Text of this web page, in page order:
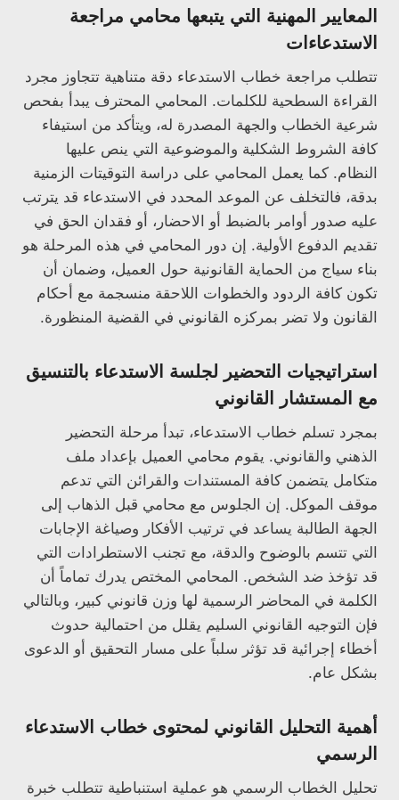
المعايير المهنية التي يتبعها محامي مراجعة
الاستدعاءات
تتطلب مراجعة خطاب الاستدعاء دقة متناهية تتجاوز مجرد
القراءة السطحية للكلمات. المحامي المحترف يبدأ بفحص
شرعية الخطاب والجهة المصدرة له، ويتأكد من استيفاء
كافة الشروط الشكلية والموضوعية التي ينص عليها
النظام. كما يعمل المحامي على دراسة التوقيتات الزمنية
بدقة، فالتخلف عن الموعد المحدد في الاستدعاء قد يترتب
عليه صدور أوامر بالضبط أو الاحضار، أو فقدان الحق في
تقديم الدفوع الأولية. إن دور المحامي في هذه المرحلة هو
بناء سياج من الحماية القانونية حول العميل، وضمان أن
تكون كافة الردود والخطوات اللاحقة منسجمة مع أحكام
القانون ولا تضر بمركزه القانوني في القضية المنظورة.
استراتيجيات التحضير لجلسة الاستدعاء بالتنسيق
مع المستشار القانوني
بمجرد تسلم خطاب الاستدعاء، تبدأ مرحلة التحضير
الذهني والقانوني. يقوم محامي العميل بإعداد ملف
متكامل يتضمن كافة المستندات والقرائن التي تدعم
موقف الموكل. إن الجلوس مع محامي قبل الذهاب إلى
الجهة الطالبة يساعد في ترتيب الأفكار وصياغة الإجابات
التي تتسم بالوضوح والدقة، مع تجنب الاستطرادات التي
قد تؤخذ ضد الشخص. المحامي المختص يدرك تماماً أن
الكلمة في المحاضر الرسمية لها وزن قانوني كبير، وبالتالي
فإن التوجيه القانوني السليم يقلل من احتمالية حدوث
أخطاء إجرائية قد تؤثر سلباً على مسار التحقيق أو الدعوى
بشكل عام.
أهمية التحليل القانوني لمحتوى خطاب الاستدعاء
الرسمي
تحليل الخطاب الرسمي هو عملية استنباطية تتطلب خبرة